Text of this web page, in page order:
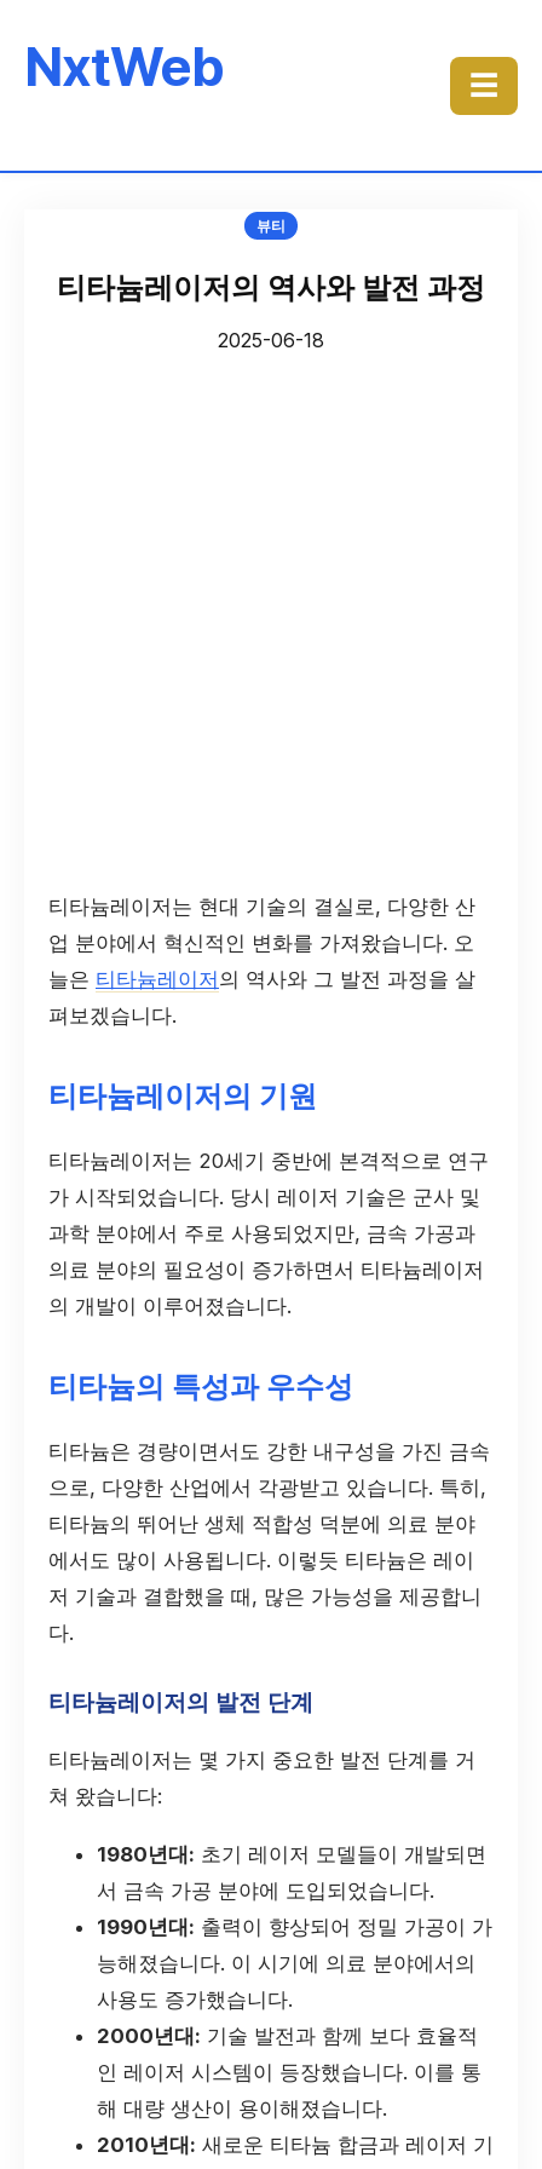
NxtWeb ☰
뷰티
티타늄레이저의 역사와 발전 과정
2025-06-18
티타늄레이저는 현대 기술의 결실로, 다양한 산
업 분야에서 혁신적인 변화를 가져왔습니다. 오
늘은 티타늄레이저 의 역사와 그 발전 과정을 살
펴보겠습니다.
티타늄레이저의 기원
티타늄레이저는 20세기 중반에 본격적으로 연구
가 시작되었습니다. 당시 레이저 기술은 군사 및
과학 분야에서 주로 사용되었지만, 금속 가공과
의료 분야의 필요성이 증가하면서 티타늄레이저
의 개발이 이루어졌습니다.
티타늄의 특성과 우수성
티타늄은 경량이면서도 강한 내구성을 가진 금속
으로, 다양한 산업에서 각광받고 있습니다. 특히,
티타늄의 뛰어난 생체 적합성 덕분에 의료 분야
에서도 많이 사용됩니다. 이렇듯 티타늄은 레이
저 기술과 결합했을 때, 많은 가능성을 제공합니
다.
티타늄레이저의 발전 단계
티타늄레이저는 몇 가지 중요한 발전 단계를 거
쳐 왔습니다:
1980년대: 초기 레이저 모델들이 개발되면
서 금속 가공 분야에 도입되었습니다.
1990년대: 출력이 향상되어 정밀 가공이 가
능해졌습니다. 이 시기에 의료 분야에서의
사용도 증가했습니다.
2000년대: 기술 발전과 함께 보다 효율적
인 레이저 시스템이 등장했습니다. 이를 통
해 대량 생산이 용이해졌습니다.
2010년대: 새로운 티타늄 합금과 레이저 기